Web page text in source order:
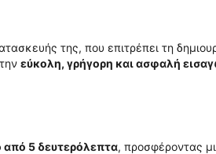
της, που επιτρέπει τη
εύκολη, γρήγορη και ασφαλή
από 5 δευτερόλεπτα, προσφέροντας